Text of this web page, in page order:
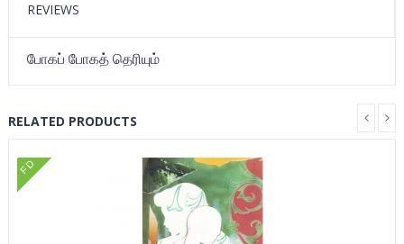
REVIEWS
போகப் போகத் தெரியும்
RELATED PRODUCTS
FD